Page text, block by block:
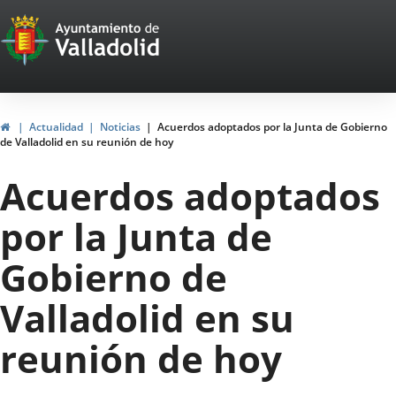
Portal
Web
del
Ayuntamiento
de
Valladolid
InicioActualidad Noticias
Acuerdos adoptados por la Junta de Gobierno
de Valladolid en su reunión de hoy
Acuerdos adoptados
por la Junta de
Gobierno de
Valladolid en su
reunión de hoy